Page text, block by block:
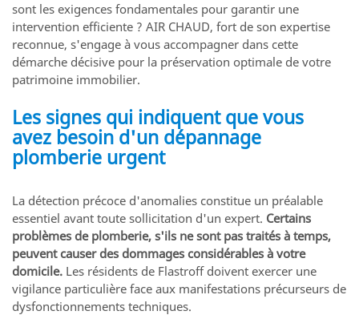
sont les exigences fondamentales pour garantir une
intervention efficiente ? AIR CHAUD, fort de son expertise
reconnue, s'engage à vous accompagner dans cette
démarche décisive pour la préservation optimale de votre
patrimoine immobilier.
Les signes qui indiquent que vous
avez besoin d'un dépannage
plomberie urgent
La détection précoce d'anomalies constitue un préalable
essentiel avant toute sollicitation d'un expert. Certains
problèmes de plomberie, s'ils ne sont pas traités à temps,
peuvent causer des dommages considérables à votre
domicile. Les résidents de Flastroff doivent exercer une
vigilance particulière face aux manifestations précurseurs de
dysfonctionnements techniques.